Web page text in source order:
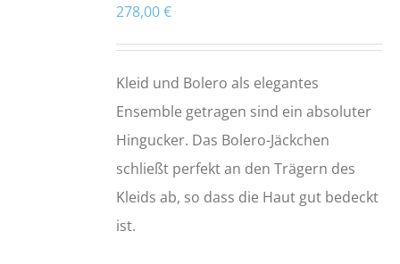
278,00€
Kleid und Bolero als elegantes
Ensemble getragen sind ein absoluter
Hingucker. Das Bolero-Jäckchen
schließt perfekt an den Trägern des
Kleids ab, so dass die Haut gut bedeckt
ist.